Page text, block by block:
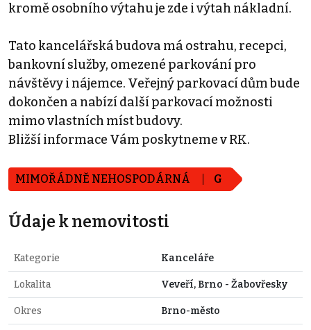
kromě osobního výtahu je zde i výtah nákladní.
Tato kancelářská budova má ostrahu, recepci,
bankovní služby, omezené parkování pro
návštěvy i nájemce. Veřejný parkovací dům bude
dokončen a nabízí další parkovací možnosti
mimo vlastních míst budovy.
Bližší informace Vám poskytneme v RK.
MIMOŘÁDNĚ NEHOSPODÁRNÁ G
Údaje k nemovitosti
Kategorie Kanceláře
Lokalita Veveří, Brno - Žabovřesky
Okres Brno-město